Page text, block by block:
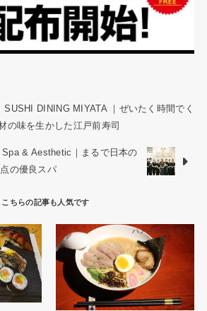
SUSHI DINING MIYATA ｜ぜいたく時間でく
の味を生かした江戸前寿司
Spa & Aesthetic｜まるで日本の
の優良スパ
レストラン ハノイレストラン